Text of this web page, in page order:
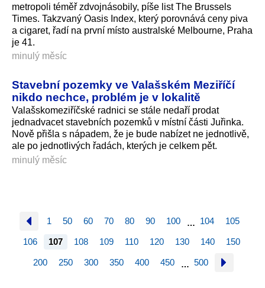
metropoli téměř zdvojnásobily, píše list The Brussels
Times. Takzvaný Oasis Index, který porovnává ceny piva
a cigaret, řadí na první místo australské Melbourne, Praha
je 41.
minulý měsíc
Stavební pozemky ve Valašském Meziříčí
nikdo nechce, problém je v lokalitě
Valašskomeziříčské radnici se stále nedaří prodat
jednadvacet stavebních pozemků v místní části Juřinka.
Nově přišla s nápadem, že je bude nabízet ne jednotlivě,
ale po jednotlivých řadách, kterých je celkem pět.
minulý měsíc
1 50 60 70 80 90 100 … 104 105
106 107 108 109 110 120 130 140 150
200 250 300 350 400 450 … 500